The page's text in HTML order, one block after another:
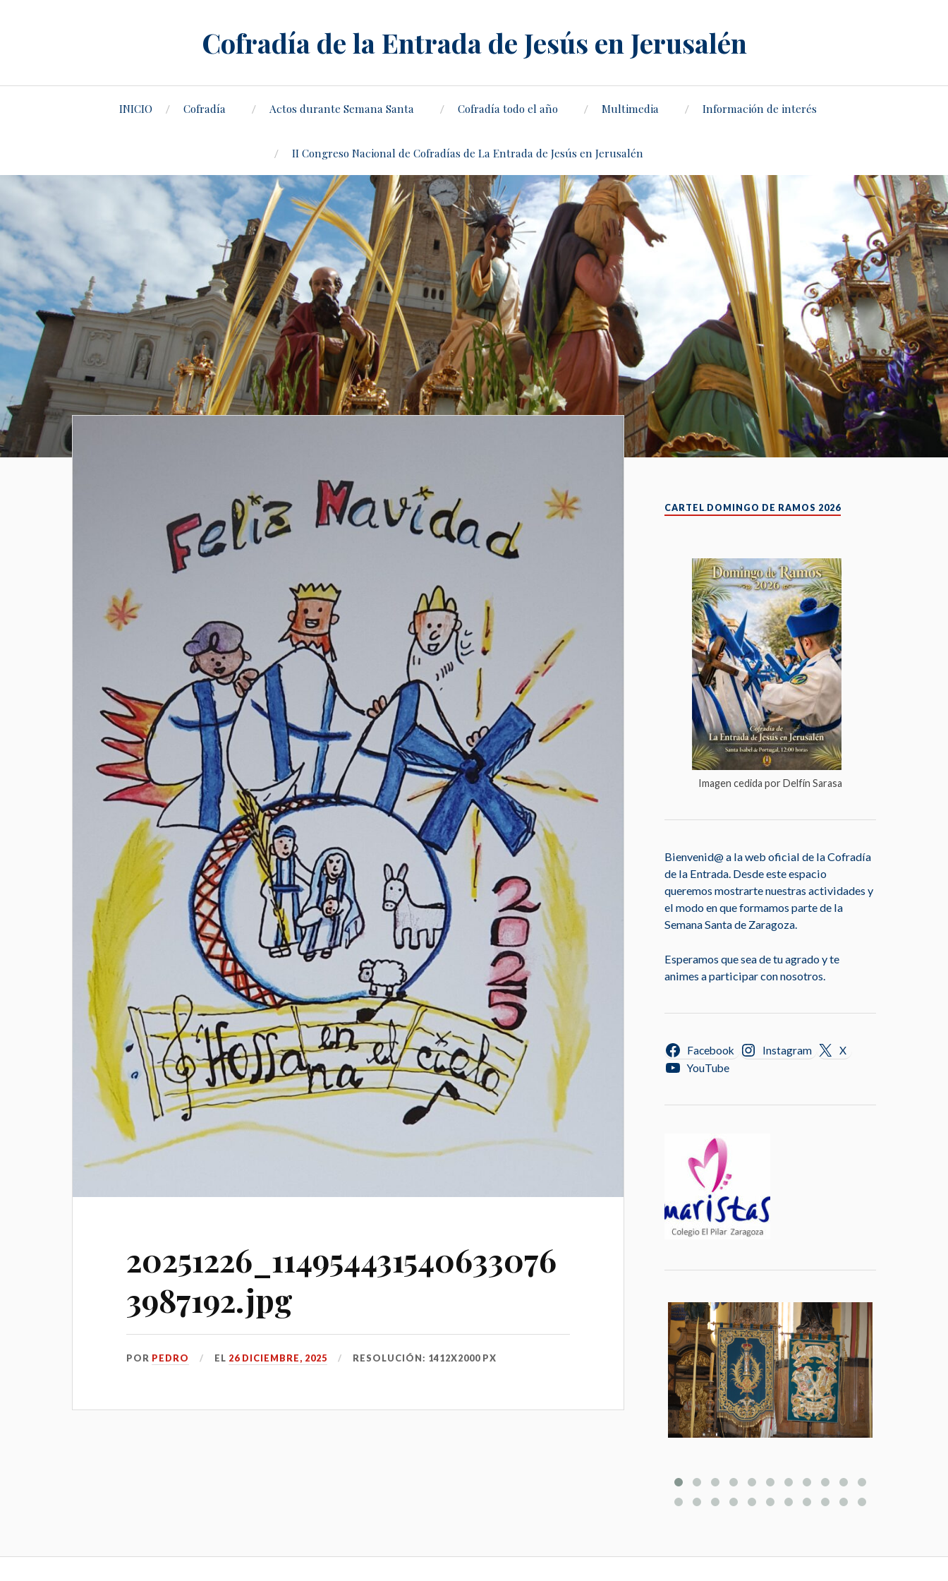
Cofradía de la Entrada de Jesús en Jerusalén
INICIO Cofradía Actos durante Semana Santa Cofradía todo el año Multimedia Información de interés
II Congreso Nacional de Cofradías de La Entrada de Jesús en Jerusalén
20251226_114954431540633076
3987192.jpg
POR PEDRO EL 26 DICIEMBRE, 2025 RESOLUCIÓN: 1412X2000 PX
CARTEL DOMINGO DE RAMOS 2026
Imagen cedida por Delfín Sarasa
Bienvenid@ a la web oficial de la Cofradía
de la Entrada. Desde este espacio
queremos mostrarte nuestras actividades y
el modo en que formamos parte de la
Semana Santa de Zaragoza.
Esperamos que sea de tu agrado y te
animes a participar con nosotros.
Facebook Instagram
X
YouTube